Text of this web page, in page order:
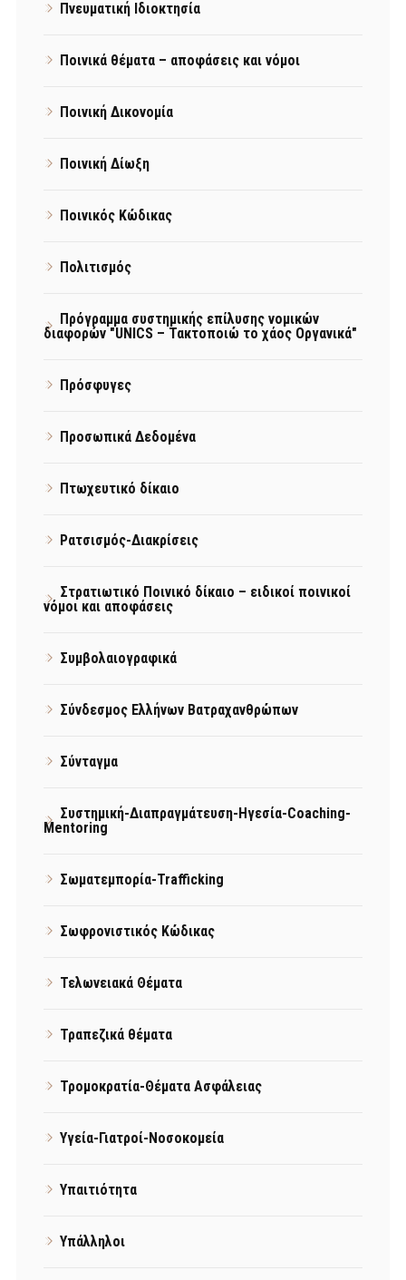
Πνευματική Ιδιοκτησία
Ποινικά θέματα – αποφάσεις και νόμοι
Ποινική Δικονομία
Ποινική Δίωξη
Ποινικός Κώδικας
Πολιτισμός
Πρόγραμμα συστημικής επίλυσης νομικών
διαφορών "UNICS – Τακτοποιώ το χάος Οργανικά"
Πρόσφυγες
Προσωπικά Δεδομένα
Πτωχευτικό δίκαιο
Ρατσισμός-Διακρίσεις
Στρατιωτικό Ποινικό δίκαιο – ειδικοί ποινικοί
νόμοι και αποφάσεις
Συμβολαιογραφικά
Σύνδεσμος Ελλήνων Βατραχανθρώπων
Σύνταγμα
Συστημική-Διαπραγμάτευση-Ηγεσία-Coaching-
Mentoring
Σωματεμπορία-Trafficking
Σωφρονιστικός Κώδικας
Τελωνειακά Θέματα
Τραπεζικά θέματα
Τρομοκρατία-Θέματα Ασφάλειας
Υγεία-Γιατροί-Νοσοκομεία
Υπαιτιότητα
Υπάλληλοι